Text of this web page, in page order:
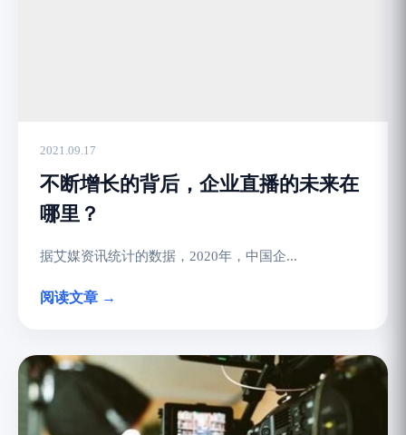
2021.09.17
不断增长的背后，企业直播的未来在
哪里？
据艾媒资讯统计的数据，2020年，中国企...
阅读文章 →